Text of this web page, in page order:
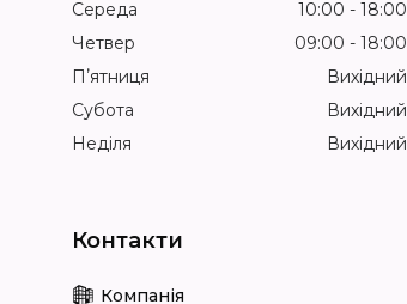
Середа
10:00
18:00
Четвер
09:00
18:00
Пʼятниця
Вихідний
Субота
Вихідний
Неділя
Вихідний